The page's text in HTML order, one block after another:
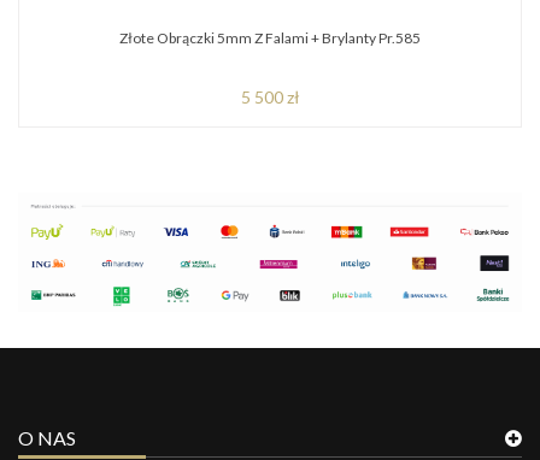
Złote Obrączki 5mm Z Falami + Brylanty Pr.585
5 500 zł
O NAS